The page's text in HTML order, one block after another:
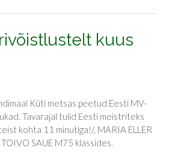
kuus
Küti metsas peetud Eesti MV-
Tavarajal tulid Eesti meistriteks
kohta 11 minutiga!/, MARIA ELLER
SAUE M75 klassides.